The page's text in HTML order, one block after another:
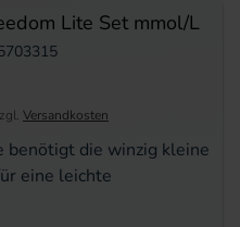
Lite Set mmol/L
benötigt die winzig kleine
eine leichte
Versandkosten